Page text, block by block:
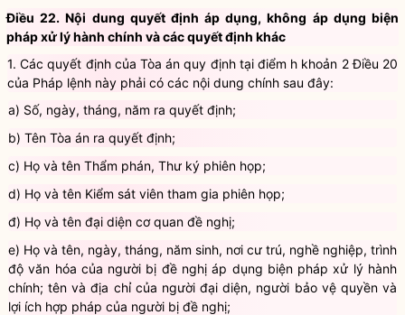
xác nhận.
Điều 22. Nội dung quyết định áp dụng, không áp dụng biện
pháp xử lý hành chính và các quyết định khác
1. Các quyết định của Tòa án quy định tại điểm h khoản 2 Điều 20
của Pháp lệnh này phải có các nội dung chính sau đây:
a) Số, ngày, tháng, năm ra quyết định;
b) Tên Tòa án ra quyết định;
c) Họ và tên Thẩm phán, Thư ký phiên họp;
d) Họ và tên Kiểm sát viên tham gia phiên họp;
e) Họ và tên, ngày, tháng, năm sinh, nơi cư trú, nghề nghiệp, trình
độ văn hóa của người bị đề nghị áp dụng biện pháp xử lý hành
chính; tên và địa chỉ của người đại diện, người bảo vệ quyền và